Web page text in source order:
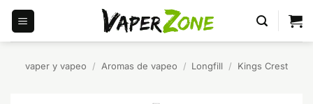
Saltar
contenido
vaper y vapeo / Aromas de vapeo / Longfill / Kings Crest